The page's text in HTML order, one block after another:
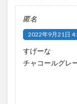
匿名
2022年9月21日
すげーな
チャコールグレ